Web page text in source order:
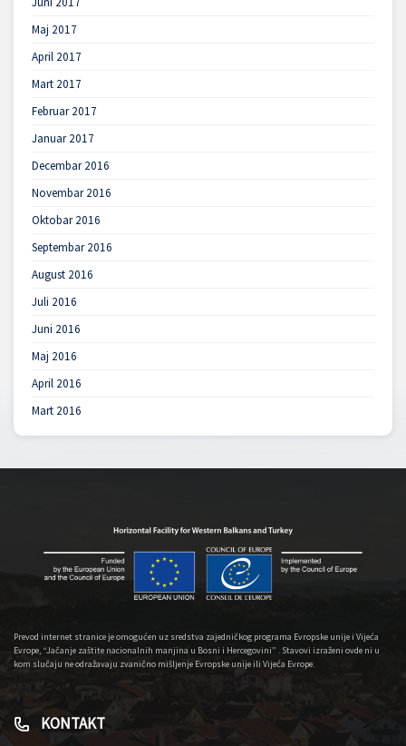
Maj 2017
April 2017
Mart 2017
Februar 2017
Januar 2017
Decembar 2016
Novembar 2016
Oktobar 2016
Septembar 2016
August 2016
Juli 2016
Juni 2016
Maj 2016
April 2016
Mart 2016
Prevod internet stranice je omogućen uz sredstva zajedničkog programa Evropske unije i Vijeća
Evrope, “Jačanje zaštite nacionalnih manjina u Bosni i Hercegovini” . Stavovi izraženi ovde ni u
kom slučaju ne odražavaju zvanično mišljenje Evropske unije ili Vijeća Evrope.
KONTAKT